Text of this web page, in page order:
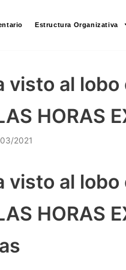
Estructura Organizativa
visto al
HORAS
2021
visto al
HORAS